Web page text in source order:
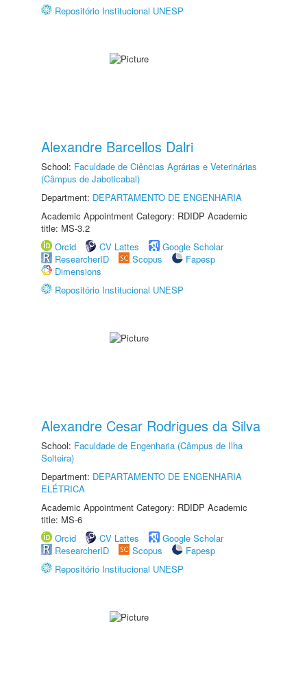
Repositório Institucional UNESP
Alexandre Barcellos Dalri
School: Faculdade de Ciências Agrárias e Veterinárias
(Câmpus de Jaboticabal)
Department: DEPARTAMENTO DE ENGENHARIA
Academic Appointment Category: RDIDP Academic
title: MS-3.2
Orcid
CV Lattes
Google Scholar
ResearcherID
Scopus
Fapesp
Dimensions
Repositório Institucional UNESP
Alexandre Cesar Rodrigues da Silva
School: Faculdade de Engenharia (Câmpus de Ilha
Solteira)
Department: DEPARTAMENTO DE ENGENHARIA
ELÉTRICA
Academic Appointment Category: RDIDP Academic
title: MS-6
Orcid
CV Lattes
Google Scholar
ResearcherID
Scopus
Fapesp
Repositório Institucional UNESP